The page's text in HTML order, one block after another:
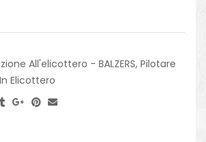
All'elicottero - BALZERS, Pilotare
Elicottero